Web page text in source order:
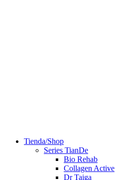
Tienda/Shop
Series TianDe
Bio Rehab
Collagen Active
Dr Taiga